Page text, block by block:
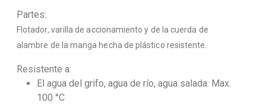
Partes:
Flotador, varilla de accionamiento y de la cuerda de
alambre de la manga hecha de plástico resistente.
Resistente a:
El agua del grifo, agua de río, agua salada: Max.
100 °C